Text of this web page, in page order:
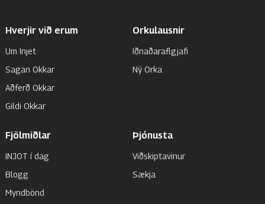
Hverjir við erum
Um Injet
Sagan Okkar
Aðferð Okkar
Gildi Okkar
Orkulausnir
Iðnaðaraflgjafi
Ný Orka
Fjölmiðlar
INJOT í dag
Blogg
Myndbönd
Þjónusta
Viðskiptavinur
Sækja